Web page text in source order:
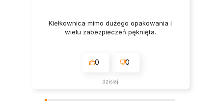
Kiełkownica mimo dużego opakowania i
wielu zabezpieczeń pęknięta.
0 0
dzisiaj